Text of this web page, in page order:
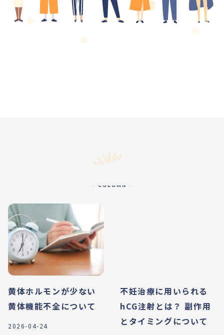
COLUMN
黄体ホルモンが少ない
黄体機能不全について
2026-04-24
不妊治療に用いられる
hCG注射とは？ 副作用
とタイミングについて